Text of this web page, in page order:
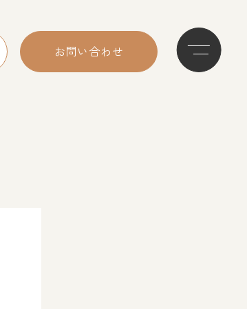
お問い合わせ